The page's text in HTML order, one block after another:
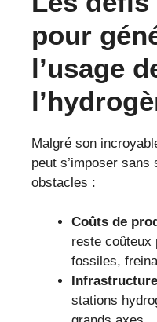
pour
l’usage
Malgré son
peut s’imposer
obstacles :
Coûts de
reste coûteux
fossiles,
stations